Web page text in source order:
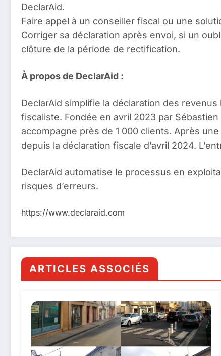
DeclarAid.
Faire appel à un conseiller fiscal ou une
Corriger sa déclaration après envoi, si un
clôture de la période de rectification.
À propos de DeclarAid :
DeclarAid simplifie la déclaration des
fiscaliste. Fondée en avril 2023 par
accompagne près de 1 000 clients. Après
depuis la déclaration fiscale d’avril 2024.
DeclarAid automatise le processus en
risques d’erreurs.
https://www.declaraid.com
ARTICLES ASSOCIÉS